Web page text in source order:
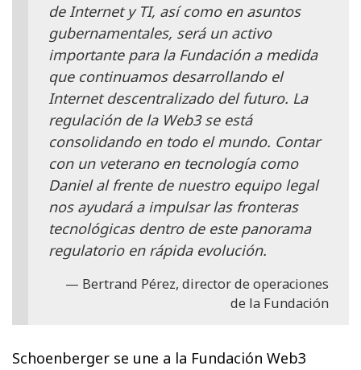
de Internet y TI, así como en asuntos
gubernamentales, será un activo
importante para la Fundación a medida
que continuamos desarrollando el
Internet descentralizado del futuro. La
regulación de la Web3 se está
consolidando en todo el mundo. Contar
con un veterano en tecnología como
Daniel al frente de nuestro equipo legal
nos ayudará a impulsar las fronteras
tecnológicas dentro de este panorama
regulatorio en rápida evolución.
Bertrand Pérez, director de operaciones
de la Fundación
Schoenberger se une a la Fundación Web3